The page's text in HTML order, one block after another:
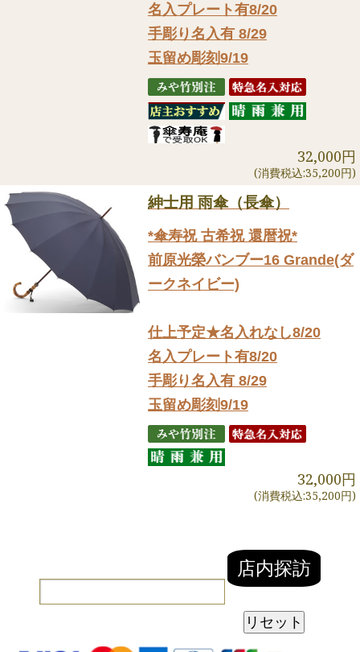
名入プレート有8/20
手彫り名入有 8/29
玉留め彫刻9/19
32,000円
(消費税込:35,200円)
紳士用 雨傘（長傘）
*傘寿祝 古希祝 還暦祝*
前原光榮バンブー16 Grande(ダ
ークネイビー)
仕上予定★名入れなし8/20
名入プレート有8/20
手彫り名入有 8/29
玉留め彫刻9/19
32,000円
(消費税込:35,200円)